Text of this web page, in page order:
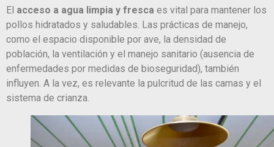
El acceso a agua limpia y fresca es vital para mantener los
pollos hidratados y saludables. Las prácticas de manejo,
como el espacio disponible por ave, la densidad de
población, la ventilación y el manejo sanitario (ausencia de
enfermedades por medidas de bioseguridad), también
influyen. A la vez, es relevante la pulcritud de las camas y el
sistema de crianza.